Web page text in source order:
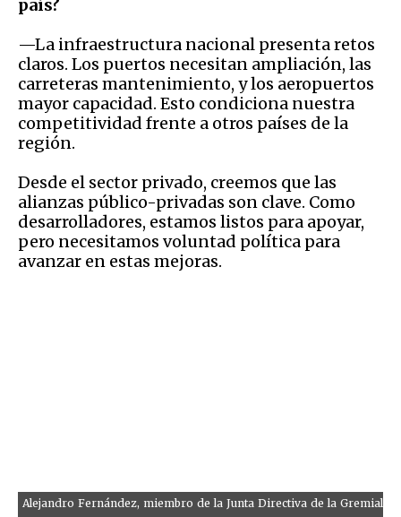
país?
—La infraestructura nacional presenta retos
claros. Los puertos necesitan ampliación, las
carreteras mantenimiento, y los aeropuertos
mayor capacidad. Esto condiciona nuestra
competitividad frente a otros países de la
región.
Desde el sector privado, creemos que las
alianzas público-privadas son clave. Como
desarrolladores, estamos listos para apoyar,
pero necesitamos voluntad política para
avanzar en estas mejoras.
Alejandro Fernández, miembro de la Junta Directiva de la Gremial